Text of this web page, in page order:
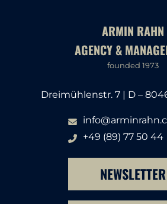
ARMIN RAHN
AGENCY &
founded 1973
Dreimühlenstr. 7 | D –
+49 (89) 77 50 44
NEWSLETTER